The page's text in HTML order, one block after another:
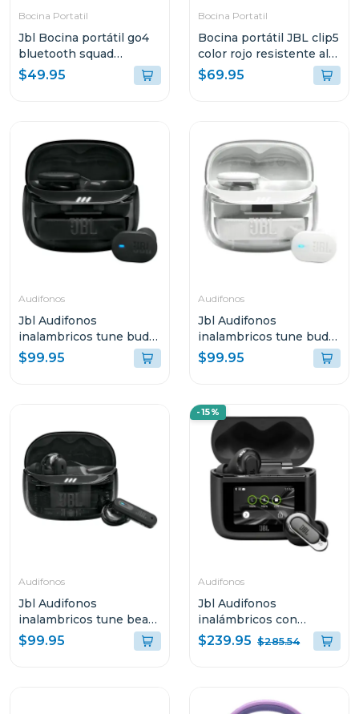
Bocina Portatil
Jbl Bocina portátil go4
bluetooth squad
resistente al agua y
polvo go4
$49.95
Bocina Portatil
Bocina portátil JBL clip5
color rojo resistente al
agua y polvo
$69.95
Audifonos
Jbl Audifonos
inalambricos tune buds
2 bluetooth negro ghost
tbuds2
$99.95
Audifonos
Jbl Audifonos
inalambricos tune buds
2 bluetooth blanco
ghost tbuds2
$99.95
Audifonos
Jbl Audifonos
inalambricos tune beam
2 bluetooth negro ghost
tbeam2
$99.95
-15%
Audifonos
Jbl Audifonos
inalámbricos con
cancelación de ruido
tour pro 3 color negro
$239.95 $285.54